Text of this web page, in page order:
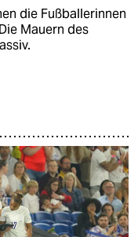
die Fußballerinnen
Mauern des